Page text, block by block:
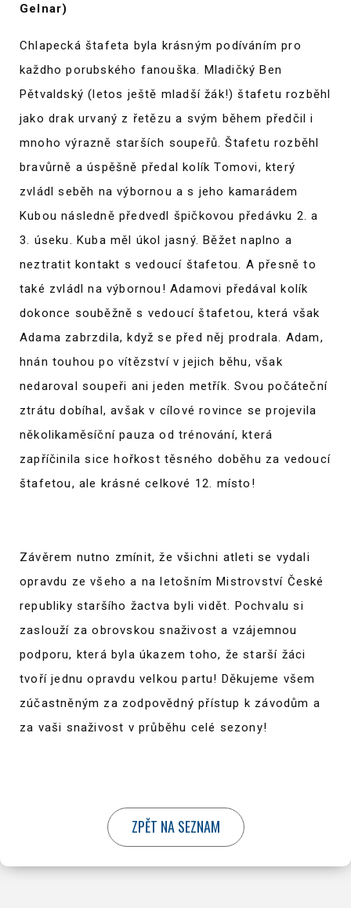
Gelnar)
Chlapecká štafeta byla krásným podíváním pro
každho porubského fanouška. Mladičký Ben
Pětvaldský (letos ještě mladší žák!) štafetu rozběhl
jako drak urvaný z řetězu a svým během předčil i
mnoho výrazně starších soupeřů. Štafetu rozběhl
bravůrně a úspěšně předal kolík Tomovi, který
zvládl seběh na výbornou a s jeho kamarádem
Kubou následně předvedl špičkovou předávku 2. a
3. úseku. Kuba měl úkol jasný. Běžet naplno a
neztratit kontakt s vedoucí štafetou. A přesně to
také zvládl na výbornou! Adamovi předával kolík
dokonce souběžně s vedoucí štafetou, která však
Adama zabrzdila, když se před něj prodrala. Adam,
hnán touhou po vítězství v jejich běhu, však
nedaroval soupeři ani jeden metřík. Svou počáteční
ztrátu dobíhal, avšak v cílové rovince se projevila
několikaměsíční pauza od trénování, která
zapříčinila sice hořkost těsného doběhu za vedoucí
štafetou, ale krásné celkové 12. místo!
Závěrem nutno zmínit, že všichni atleti se vydali
opravdu ze všeho a na letošním Mistrovství České
republiky staršího žactva byli vidět. Pochvalu si
zaslouží za obrovskou snaživost a vzájemnou
podporu, která byla úkazem toho, že starší žáci
tvoří jednu opravdu velkou partu! Děkujeme všem
zúčastněným za zodpovědný přístup k závodům a
za vaši snaživost v průběhu celé sezony!